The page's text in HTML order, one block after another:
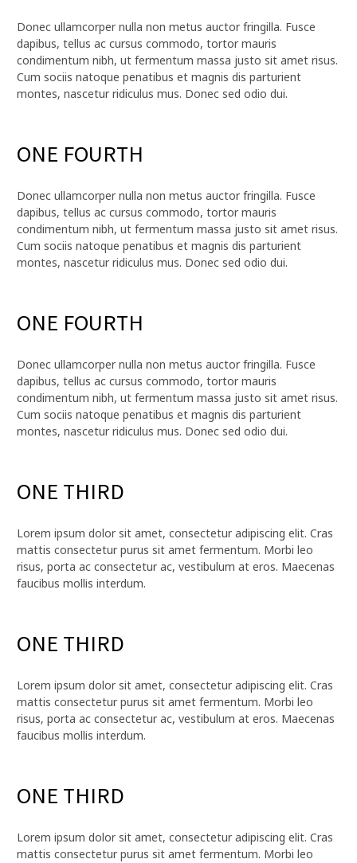
Donec ullamcorper nulla non metus auctor fringilla. Fusce
dapibus, tellus ac cursus commodo, tortor mauris
condimentum nibh, ut fermentum massa justo sit amet risus.
Cum sociis natoque penatibus et magnis dis parturient
montes, nascetur ridiculus mus. Donec sed odio dui.
ONE FOURTH
Donec ullamcorper nulla non metus auctor fringilla. Fusce
dapibus, tellus ac cursus commodo, tortor mauris
condimentum nibh, ut fermentum massa justo sit amet risus.
Cum sociis natoque penatibus et magnis dis parturient
montes, nascetur ridiculus mus. Donec sed odio dui.
ONE FOURTH
Donec ullamcorper nulla non metus auctor fringilla. Fusce
dapibus, tellus ac cursus commodo, tortor mauris
condimentum nibh, ut fermentum massa justo sit amet risus.
Cum sociis natoque penatibus et magnis dis parturient
montes, nascetur ridiculus mus. Donec sed odio dui.
ONE THIRD
Lorem ipsum dolor sit amet, consectetur adipiscing elit. Cras
mattis consectetur purus sit amet fermentum. Morbi leo
risus, porta ac consectetur ac, vestibulum at eros. Maecenas
faucibus mollis interdum.
ONE THIRD
Lorem ipsum dolor sit amet, consectetur adipiscing elit. Cras
mattis consectetur purus sit amet fermentum. Morbi leo
risus, porta ac consectetur ac, vestibulum at eros. Maecenas
faucibus mollis interdum.
ONE THIRD
Lorem ipsum dolor sit amet, consectetur adipiscing elit. Cras
mattis consectetur purus sit amet fermentum. Morbi leo